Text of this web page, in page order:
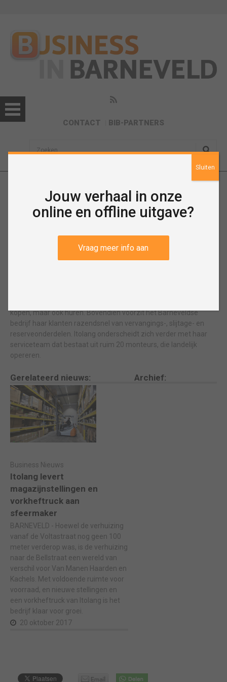
CONTACT BIB-PARTNERS
sisea.search
Itolang
www.itolang.nl
Specialist in heftrucks,
magazijntrucks en
kopen, maar ook huren. Bovendien voorzit het Barneveldse
bedrijf haar klanten razendsnel van vervangings-, slijtage- en
reserveonderdelen. Itolang onderscheidt zich verder met haar
serviceteam dat bestaat uit ruim 20 monteurs, die landelijk
opereren.
Archief:
Gerelateerd nieuws:
Business Nieuws
Itolang levert
magazijnstellingen en
vorkheftruck aan
sfeermaker
BARNEVELD - Hoewel de verhuizing
vanaf de Voltastraat nog geen 100
meter verderop was, is de verhuizing
naar de Bellstraat een wereld van
verschil voor Van Manen Haarden en
Kachels. Met voldoende ruimte voor
voorraad, en nieuwe stellingen en
een vorkheftruck van Itolang is het
bedrijf klaar voor groei.
20 oktober 2017
Jouw verhaal in onze
online en offline uitgave?
Vraag meer info aan
Sluiten